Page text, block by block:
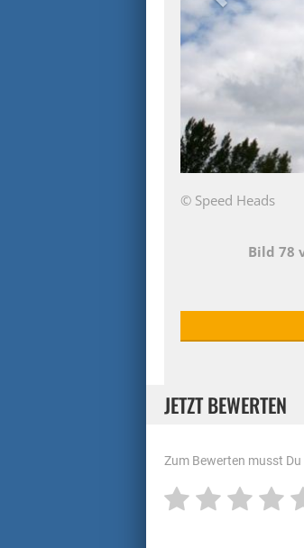
© Speed Heads
Bild 78
JETZT BEWERTEN
Zum Bewerten musst